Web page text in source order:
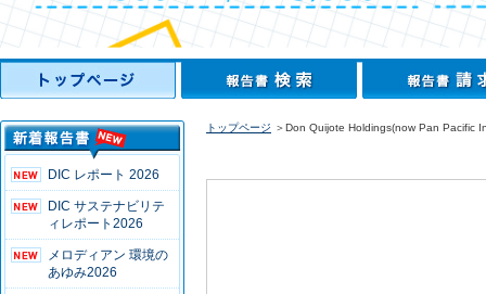
DIC レポート 2026
DIC サステナビリテ
ィレポート2026
メロディアン 環境の
あゆみ2026
トップページ ＞Don Quijote Holdings(now Pan Pacific